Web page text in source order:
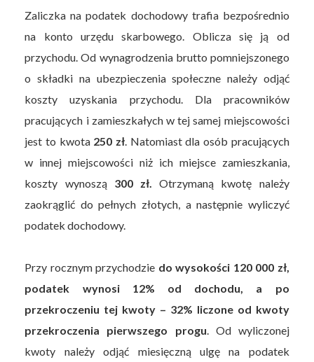
Zaliczka na podatek dochodowy trafia bezpośrednio
na konto urzędu skarbowego. Oblicza się ją od
przychodu. Od wynagrodzenia brutto pomniejszonego
o składki na ubezpieczenia społeczne należy odjąć
koszty uzyskania przychodu. Dla pracowników
pracujących i zamieszkałych w tej samej miejscowości
jest to kwota 250 zł . Natomiast dla osób pracujących
w innej miejscowości niż ich miejsce zamieszkania,
koszty wynoszą 300 zł.
Otrzymaną kwotę należy
zaokrąglić do pełnych złotych, a następnie wyliczyć
podatek dochodowy.
Przy rocznym przychodzie do wysokości 120 000 zł,
podatek wynosi 12% od dochodu, a po
przekroczeniu tej kwoty – 32% liczone od kwoty
przekroczenia pierwszego progu . Od wyliczonej
kwoty należy odjąć miesięczną ulgę na podatek